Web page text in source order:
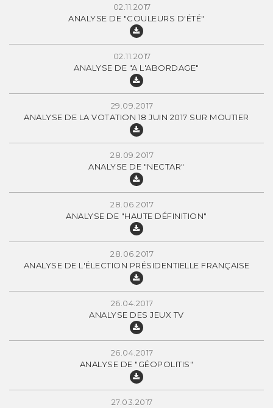
02.11.2017
ANALYSE DE "COULEURS D'ÉTÉ"
02.11.2017
ANALYSE DE "A L'ABORDAGE"
29.09.2017
ANALYSE DE LA VOTATION 18 JUIN 2017 SUR MOUTIER
28.09.2017
ANALYSE DE "NECTAR"
28.06.2017
ANALYSE DE "HAUTE DÉFINITION"
28.06.2017
ANALYSE DE L'ÉLECTION PRÉSIDENTIELLE FRANÇAISE
26.04.2017
ANALYSE DES JEUX TV
26.04.2017
ANALYSE DE "GÉOPOLITIS"
27.03.2017